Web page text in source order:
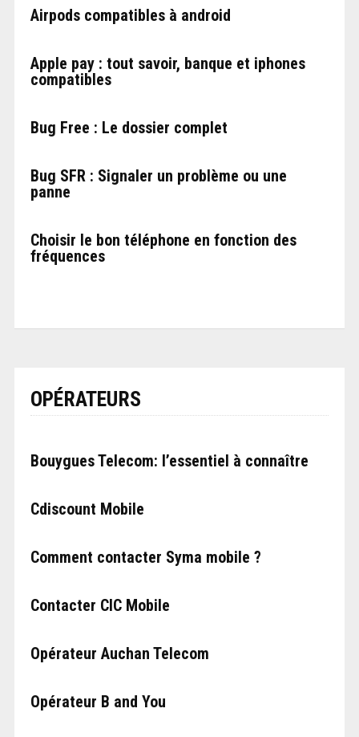
Airpods compatibles à android
Apple pay : tout savoir, banque et iphones
compatibles
Bug Free : Le dossier complet
Bug SFR : Signaler un problème ou une
panne
Choisir le bon téléphone en fonction des
fréquences
OPÉRATEURS
Bouygues Telecom: l’essentiel à connaître
Cdiscount Mobile
Comment contacter Syma mobile ?
Contacter CIC Mobile
Opérateur Auchan Telecom
Opérateur B and You